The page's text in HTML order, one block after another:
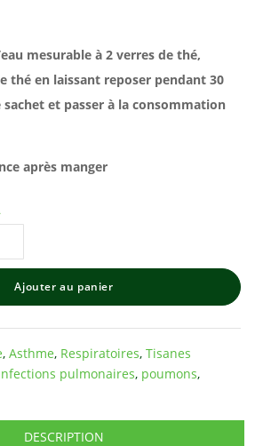
mesurable à 2 verres de thé,
thé en laissant reposer pendant 30
et passer à la consommation
après manger
Ajouter au panier
, Asthme, Respiratoires, Tisanes
pulmonaires, poumons,
DESCRIPTION